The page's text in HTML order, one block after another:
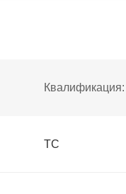
Квалификация:
ТС